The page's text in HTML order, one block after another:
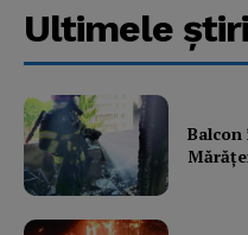
Ultimele ştiri